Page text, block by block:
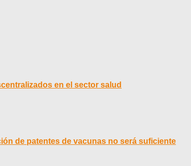
en el sector salud
de patentes de vacunas no será suficiente